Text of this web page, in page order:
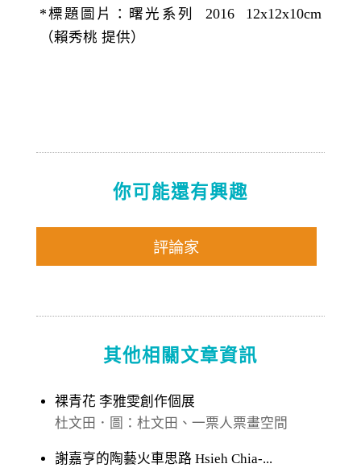
*標題圖片：曙光系列 2016 12x12x10cm
（賴秀桃 提供）
你可能還有興趣
評論家
其他相關文章資訊
裸青花 李雅雯創作個展
杜文田．圖：杜文田、一票人票畫空間
謝嘉亨的陶藝火車思路 Hsieh Chia-...